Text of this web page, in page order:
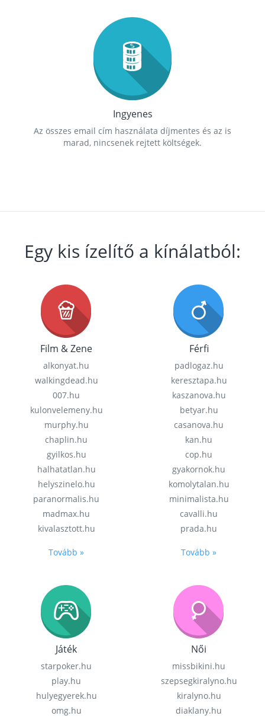
Ingyenes
Az összes email cím használata díjmentes és az is
marad, nincsenek rejtett költségek.
Egy kis ízelítő a kínálatból:
Film & Zene
alkonyat.hu
walkingdead.hu
007.hu
kulonvelemeny.hu
murphy.hu
chaplin.hu
gyilkos.hu
halhatatlan.hu
helyszinelo.hu
paranormalis.hu
madmax.hu
kivalasztott.hu
Tovább »
Férfi
padlogaz.hu
keresztapa.hu
kaszanova.hu
betyar.hu
casanova.hu
kan.hu
cop.hu
gyakornok.hu
komolytalan.hu
minimalista.hu
cavalli.hu
prada.hu
Tovább »
Játék
starpoker.hu
play.hu
hulyegyerek.hu
omg.hu
Női
missbikini.hu
szepsegkiralyno.hu
kiralyno.hu
diaklany.hu